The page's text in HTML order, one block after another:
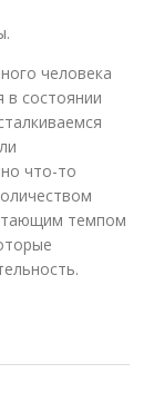
человека
в состоянии
что-то
темпом